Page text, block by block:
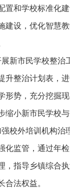
置和学校标准化
建设，优化智慧
展新市民学校整治
升整治计划表，
形势，充分挖掘
缩小新市民学校
强校外培训机构治
化监管，通过年检
，指导乡镇综合
合法权益。